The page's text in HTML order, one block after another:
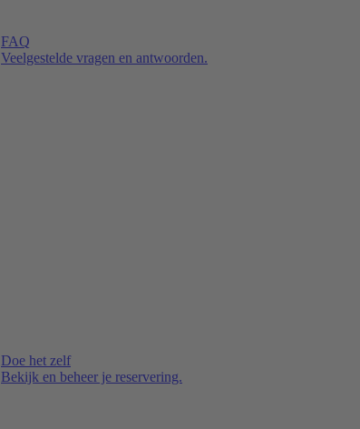
FAQ
Veelgestelde vragen en antwoorden.
Doe het zelf
Bekijk en beheer je reservering.